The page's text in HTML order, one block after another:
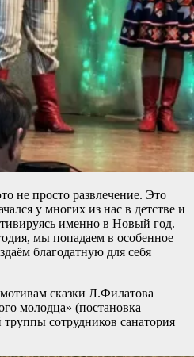
не просто развлечение. Это
у многих из нас в детстве и
именно в Новый год.
мы попадаем в особенное
благодатную для себя
сказки Л.Филатова
молодца» (постановка
труппы сотрудников санатория